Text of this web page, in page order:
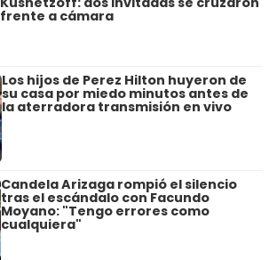
frente a cámara
Los hijos de Perez Hilton huyeron de
su casa por miedo minutos antes de
la aterradora transmisión en vivo
Candela Arizaga rompió el silencio
tras el escándalo con Facundo
Moyano: "Tengo errores como
cualquiera"